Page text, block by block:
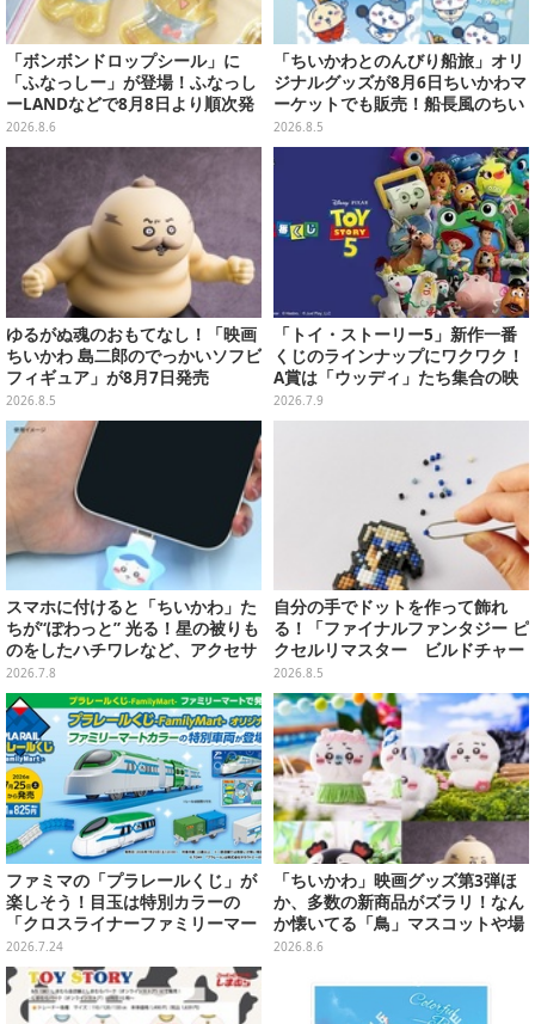
「ボンボンドロップシール」に
「ふなっしー」が登場！ふなっし
ーLANDなどで8月8日より順次発
売
2026.8.6
「ちいかわとのんびり船旅」オリ
ジナルグッズが8月6日ちいかわマ
ーケットでも販売！船長風のちい
かわやセイレーンたちをデザイン
した4商品
2026.8.5
ゆるがぬ魂のおもてなし！「映画
ちいかわ 島二郎のでっかいソフビ
フィギュア」が8月7日発売
2026.8.5
「トイ・ストーリー5」新作一番
くじのラインナップにワクワク！
A賞は「ウッディ」たち集合の映
画記念フィギュア
2026.7.9
スマホに付けると「ちいかわ」た
ちが“ぽわっと” 光る！星の被りも
のをしたハチワレなど、アクセサ
リーピン全3種
2026.7.8
自分の手でドットを作って飾れ
る！「ファイナルファンタジー ピ
クセルリマスター ビルドチャー
ムコレクション Vol.3」が予約
開始
2026.8.5
ファミマの「プラレールくじ」が
楽しそう！目玉は特別カラーの
「クロスライナーファミリーマー
ト号」、その他ライナップも注目
2026.7.24
「ちいかわ」映画グッズ第3弾ほ
か、多数の新商品がズラリ！なん
か懐いてる「鳥」マスコットや場
面写アイテムなど必見のラインナ
2026.8.6